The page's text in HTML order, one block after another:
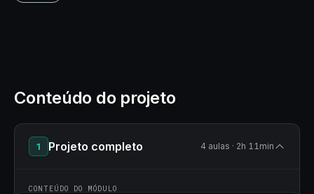
Conteúdo do projeto
1 Projeto completo 4 aulas · 2h 11min
CONTEÚDO DO MÓDULO